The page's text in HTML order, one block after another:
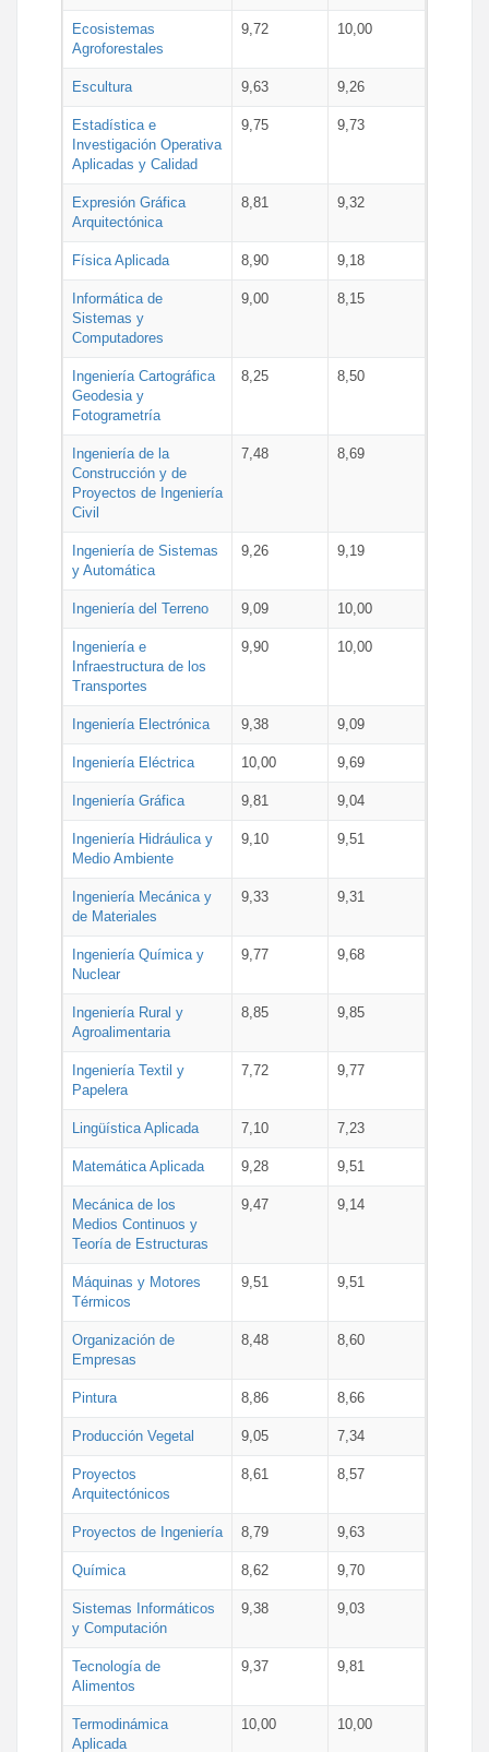
Ecosistemas
Agroforestales
9,72 10,00
Escultura 9,63 9,26
Estadística e
Investigación Operativa
Aplicadas y Calidad
9,75 9,73
Expresión Gráfica
Arquitectónica
8,81 9,32
Física Aplicada 8,90 9,18
Informática de
Sistemas y
Computadores
9,00 8,15
Ingeniería Cartográfica
Geodesia y
Fotogrametría
8,25 8,50
Ingeniería de la
Construcción y de
Proyectos de Ingeniería
Civil
7,48 8,69
Ingeniería de Sistemas
y Automática
9,26 9,19
Ingeniería del Terreno 9,09 10,00
Ingeniería e
Infraestructura de los
Transportes
9,90 10,00
Ingeniería Electrónica 9,38 9,09
Ingeniería Eléctrica 10,00 9,69
Ingeniería Gráfica 9,81 9,04
Ingeniería Hidráulica y
Medio Ambiente
9,10 9,51
Ingeniería Mecánica y
de Materiales
9,33 9,31
Ingeniería Química y
Nuclear
9,77 9,68
Ingeniería Rural y
Agroalimentaria
8,85 9,85
Ingeniería Textil y
Papelera
7,72 9,77
Lingüística Aplicada 7,10 7,23
Matemática Aplicada 9,28 9,51
Mecánica de los
Medios Continuos y
Teoría de Estructuras
9,47 9,14
Máquinas y Motores
Térmicos
9,51 9,51
Organización de
Empresas
8,48 8,60
Pintura 8,86 8,66
Producción Vegetal 9,05 7,34
Proyectos
Arquitectónicos
8,61 8,57
Proyectos de Ingeniería 8,79 9,63
Química 8,62 9,70
Sistemas Informáticos
y Computación
9,38 9,03
Tecnología de
Alimentos
9,37 9,81
Termodinámica
Aplicada
10,00 10,00